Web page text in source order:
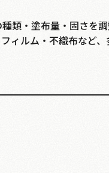
類・塗布量・固さを
ィルム・不織布など